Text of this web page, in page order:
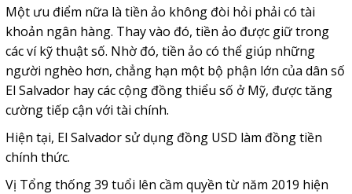
Một ưu điểm nữa là tiền ảo không đòi hỏi phải có tài
khoản ngân hàng. Thay vào đó, tiền ảo được giữ trong
các ví kỹ thuật số. Nhờ đó, tiền ảo có thể giúp những
người nghèo hơn, chẳng hạn một bộ phận lớn của dân số
El Salvador hay các cộng đồng thiểu số ở Mỹ, được tăng
cường tiếp cận với tài chính.
Hiện tại, El Salvador sử dụng đồng USD làm đồng tiền
chính thức.
Vị Tổng thống 39 tuổi lên cầm quyền từ năm 2019 hiện